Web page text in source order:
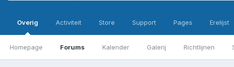
Overig
Homepage Forums Kalender Galerij Richtlijnen
Activiteit Store Support Pages Erelijst